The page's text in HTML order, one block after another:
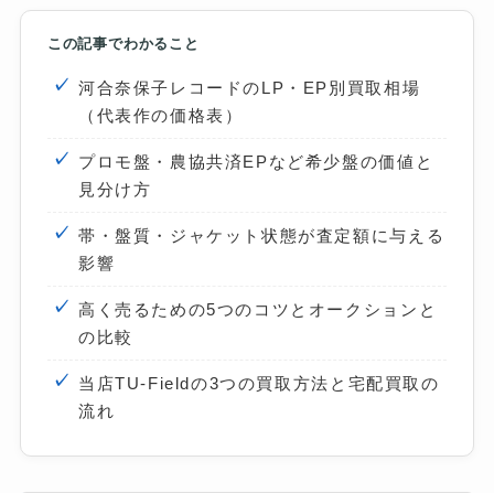
この記事でわかること
河合奈保子レコードのLP・EP別買取相場
（代表作の価格表）
プロモ盤・農協共済EPなど希少盤の価値と
見分け方
帯・盤質・ジャケット状態が査定額に与える
影響
高く売るための5つのコツとオークションと
の比較
当店TU-Fieldの3つの買取方法と宅配買取の
流れ